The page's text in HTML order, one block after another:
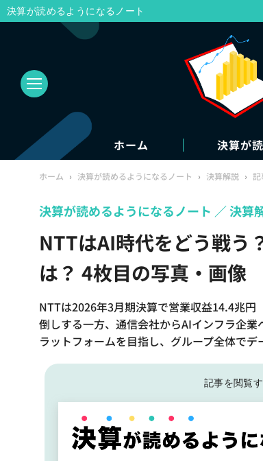
ホーム 決算が
ホーム › 決算が読めるようになるノート › 決算解説 › 記
NTTはAI時代をどう戦う
は？ 4枚目の写真・画像
NTTは2026年3月期決算で営業収益14.4兆円
倒しする一方、通信会社からAIインフラ企
ラットフォームを目指し、グループ全体でデ
決算が読めるようになるノート 決算
記事を閲覧
決算が読めるようになるノート